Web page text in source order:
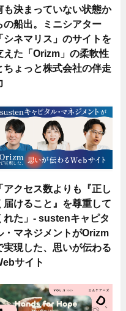
も決まっていない状態か
の船出。ミニシアター
「シネマリス」のサイトを
えた「Orizm」の柔軟性
ちょっと株式会社の伴走
「アクセス数よりも『正し
届けること』を尊重して
れた」- sustenキャピタ
・マネジメントがOrizm
実現した、思いが伝わる
サイト